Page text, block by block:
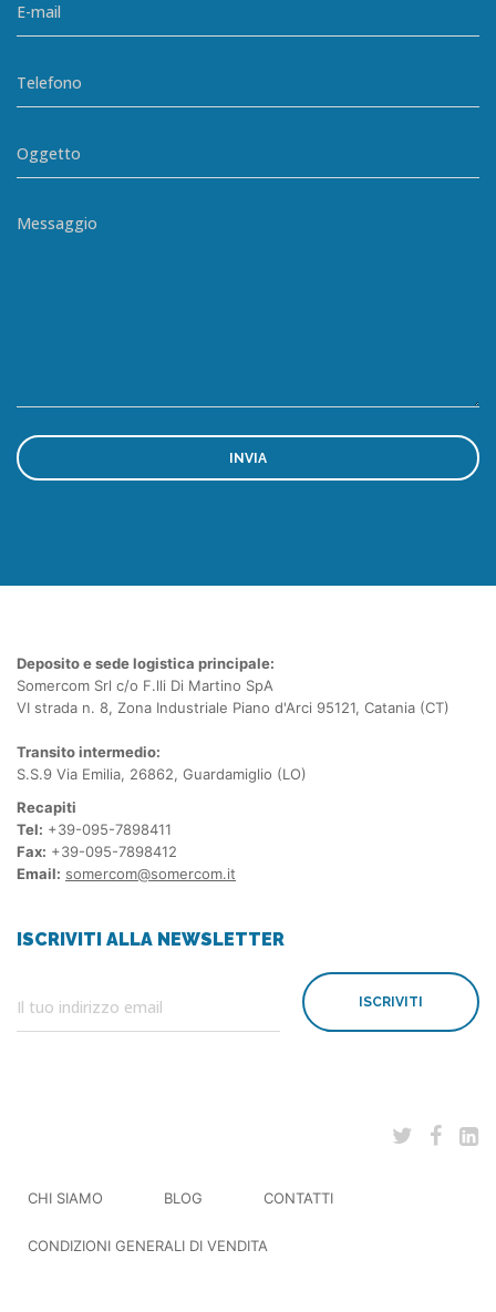
Deposito e sede logistica principale:
Somercom Srl c/o F.lli Di Martino SpA
VI strada n. 8, Zona Industriale Piano d'Arci 95121, Catania (CT)
Transito intermedio:
S.S.9 Via Emilia, 26862, Guardamiglio (LO)
Recapiti
Tel: +39-095-7898411
Fax: +39-095-7898412
Email: somercom@somercom.it
ISCRIVITI ALLA NEWSLETTER
ISCRIVITI
CHI SIAMO BLOG CONTATTI
CONDIZIONI GENERALI DI VENDITA